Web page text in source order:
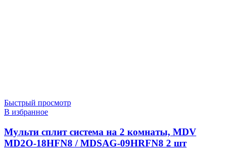
Быстрый просмотр
В избранное
Мульти сплит система на 2 комнаты, MDV
MD2O-18HFN8 / MDSAG-09HRFN8 2 шт